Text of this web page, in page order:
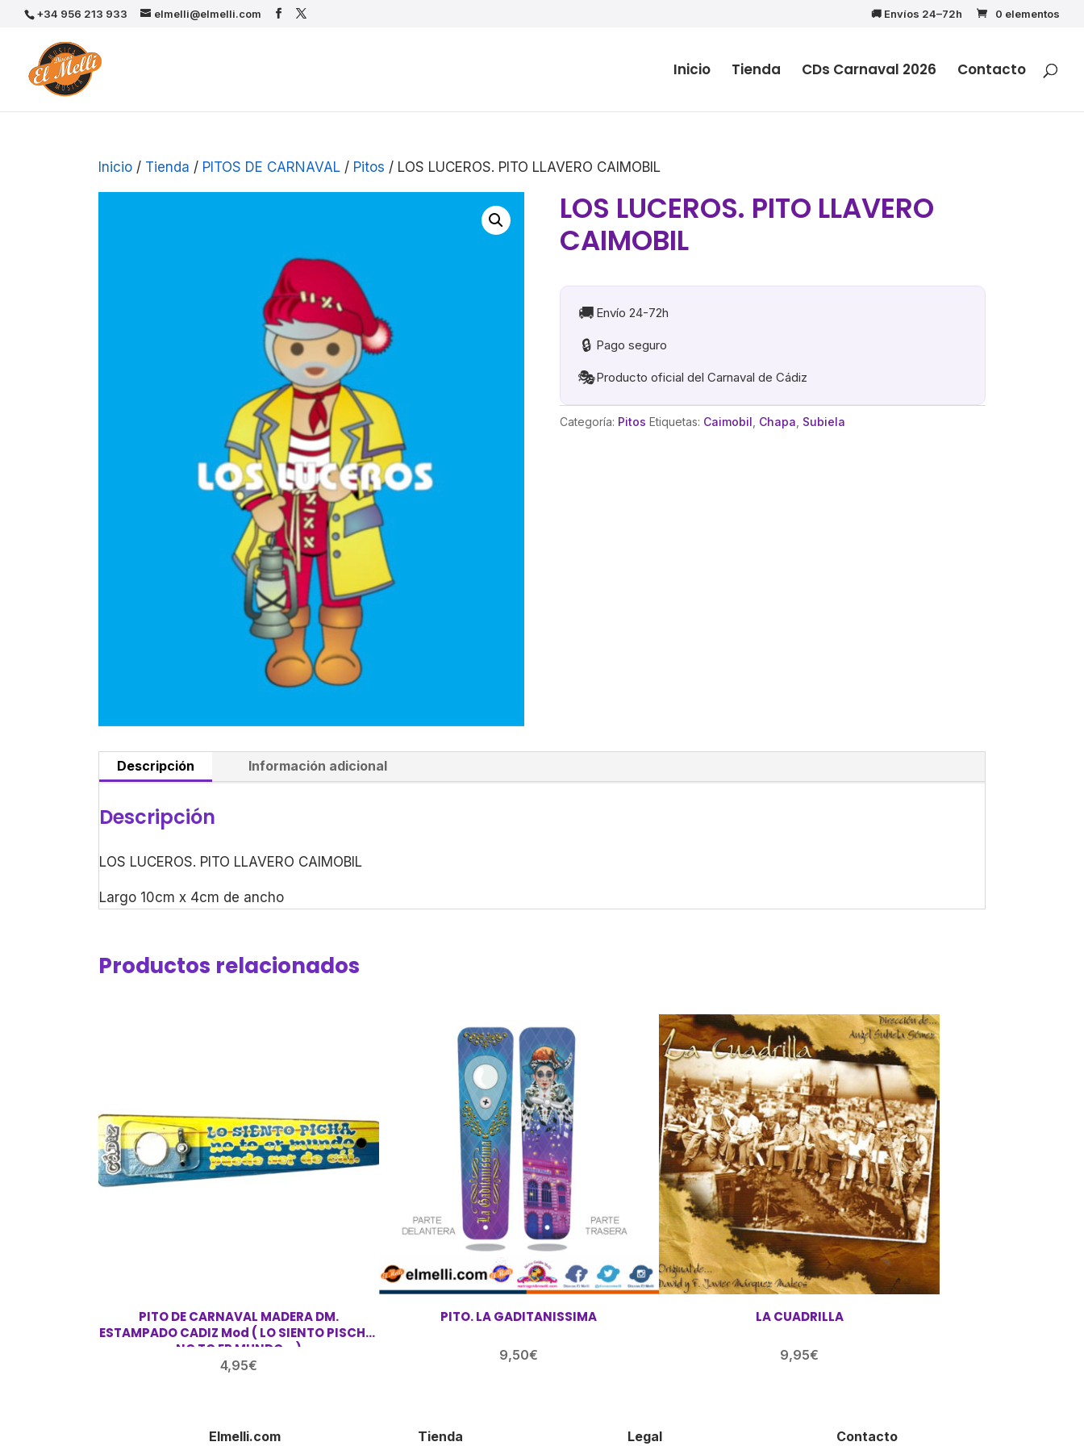
+34 956 213 933 elmelli@elmelli.com 🚚 Envíos 24–72h 0 elementos
Inicio Tienda CDs Carnaval 2026 Contacto
Inicio / Tienda / PITOS DE CARNAVAL / Pitos / LOS LUCEROS. PITO LLAVERO CAIMOBIL
LOS LUCEROS. PITO LLAVERO
CAIMOBIL
🚚 Envío 24-72h
🔒 Pago seguro
🎭Producto oficial del Carnaval de Cádiz
Categoría: Pitos Etiquetas: Caimobil Chapa Subiela
Descripción Información adicional
Descripción
LOS LUCEROS. PITO LLAVERO CAIMOBIL
Largo 10cm x 4cm de ancho
Productos relacionados
PITO DE CARNAVAL MADERA DM.
ESTAMPADO CADIZ Mod ( LO SIENTO PISCHA,
NO TO ER MUNDO… )
4,95€
PITO. LA GADITANISSIMA
9,50€
LA CUADRILLA
9,95€
Elmelli.com Tienda Legal Contacto